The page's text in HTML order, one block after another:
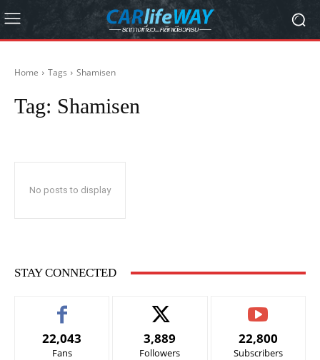
Home Tags Shamisen
Tag: Shamisen
No posts to display
STAY CONNECTED
22,043
Fans
3,889
Followers
22,800
Subscribers